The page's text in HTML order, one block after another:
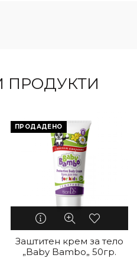
ПРОДУКТИ
ПРОДАДЕНО
Заштитен крем за тело
„Baby Bambo„ 50гр.